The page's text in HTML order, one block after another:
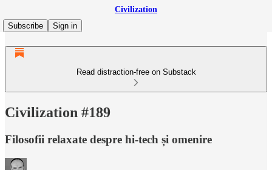
Civilization
Subscribe
Sign in
Read distraction-free on Substack
Civilization #189
Filosofii relaxate despre hi-tech și omenire